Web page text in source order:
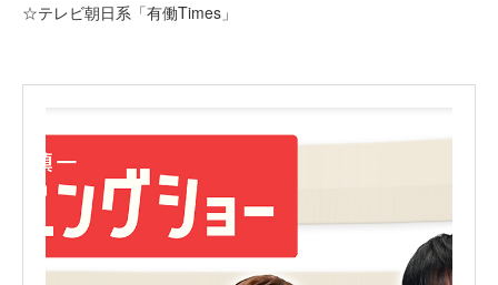
☆テレビ朝日系「有働Times」